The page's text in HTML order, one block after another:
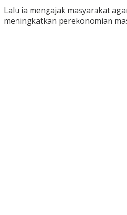
Lalu ia mengajak masyarakat
meningkatkan perekonomian